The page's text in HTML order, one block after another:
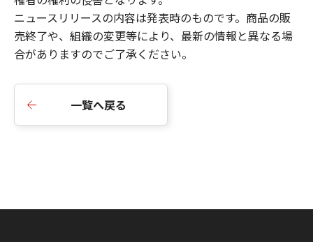
ニュースリリースの内容は発表時のものです。商品の販
売終了や、組織の変更等により、最新の情報と異なる場
合がありますのでご了承ください。
一覧へ戻る